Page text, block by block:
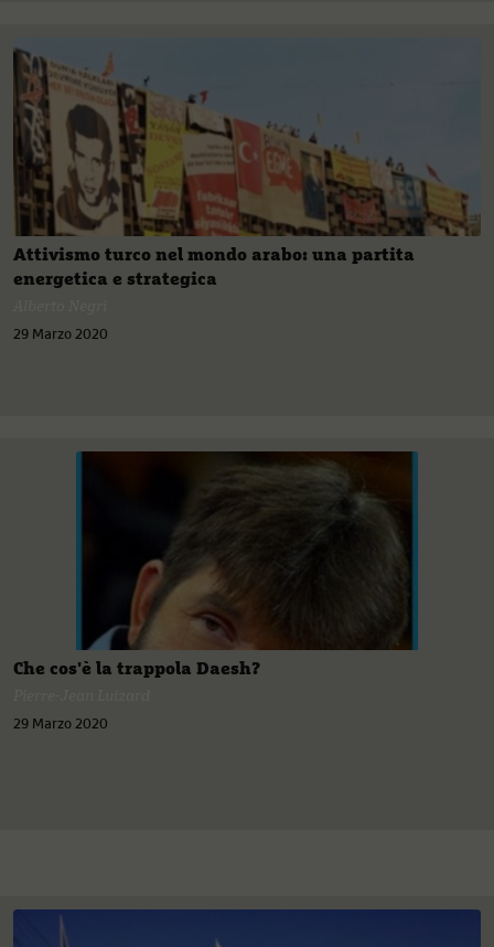
Attivismo turco nel mondo arabo: una partita
energetica e strategica
29 Marzo 2020
Che cos'è la trappola Daesh?
29 Marzo 2020